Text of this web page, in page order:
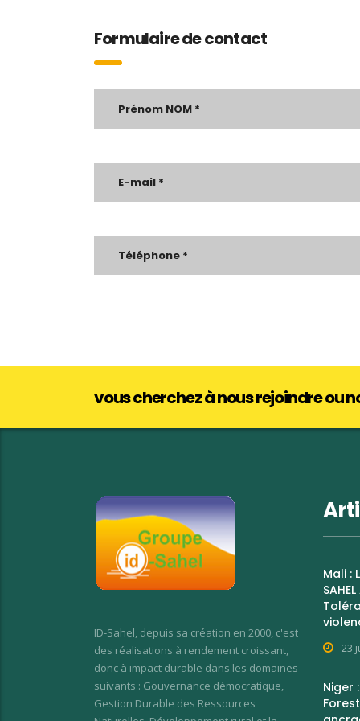
Formulaire de contact
vous cherchez à nous rejoindre ou
ID-Sahel, depuis sa création en 2000, c'est
des réalisations à rendement croissant,
donc à impact durable dans les domaines
suivants : Gouvernance démocratique,
Gestion Durable des Ressources
Mali :
23
Niger